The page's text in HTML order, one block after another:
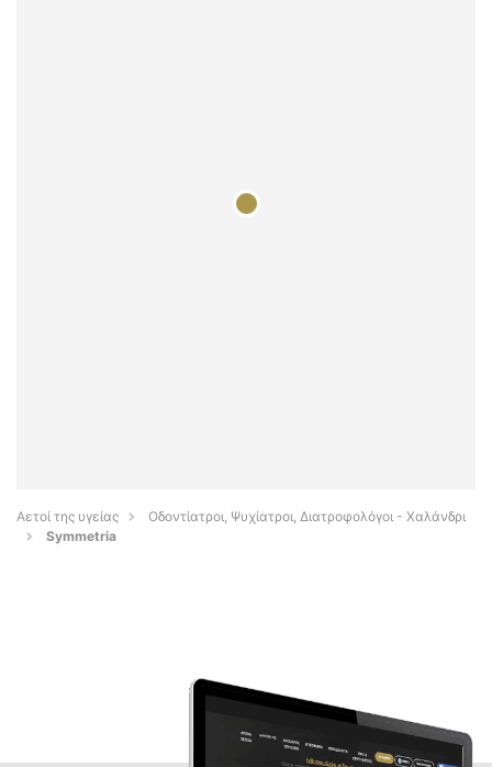
Αετοί της υγείας
Οδοντίατροι, Ψυχίατροι, Διατροφολόγοι - Χαλάνδρι
Symmetria